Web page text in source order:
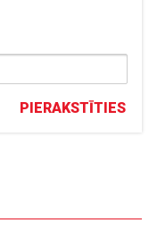
PIERAKSTĪTIES